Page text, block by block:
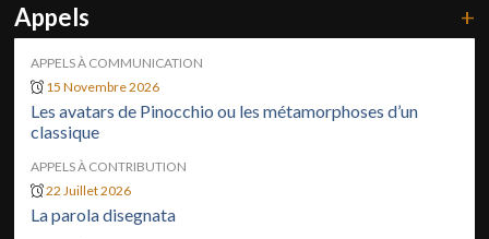
Appels +
APPELS À COMMUNICATION
15 Novembre 2026
Les avatars de Pinocchio ou les métamorphoses d’un
classique
APPELS À CONTRIBUTION
22 Juillet 2026
La parola disegnata